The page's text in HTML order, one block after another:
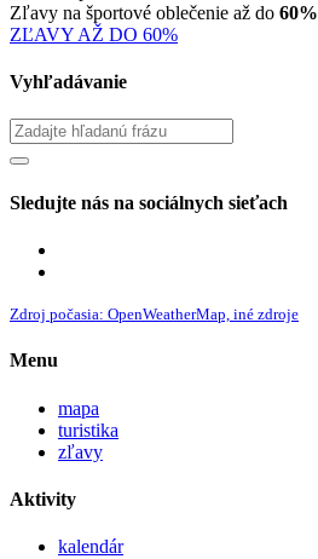
Zľavy na športové oblečenie až do 60%
ZĽAVY AŽ DO 60%
Vyhľadávanie
Sledujte nás na sociálnych sieťach
Zdroj počasia: OpenWeatherMap, iné zdroje
Menu
mapa
turistika
zľavy
Aktivity
kalendár